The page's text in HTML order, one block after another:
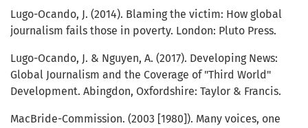
Lugo-Ocando, J. (2014). Blaming the victim: How global
journalism fails those in poverty. London: Pluto Press.
Lugo-Ocando, J. & Nguyen, A. (2017). Developing News:
Global Journalism and the Coverage of "Third World"
Development. Abingdon, Oxfordshire: Taylor & Francis.
MacBride-Commission. (2003 [1980]). Many voices, one